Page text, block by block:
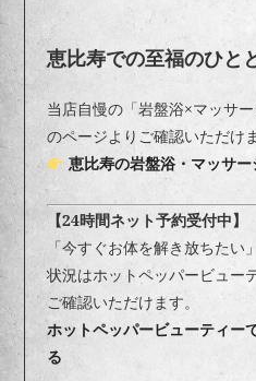
恵比寿での至福のひと
当店自慢の「岩盤浴×マッサ
のページよりご確認いただけま
恵比寿の岩盤浴・マッサ
【24時間ネット予約受付中】
「今すぐお体を解き放ちた
状況はホットペッパービュー
ご確認いただけます。
ホットペッパービューティー
る